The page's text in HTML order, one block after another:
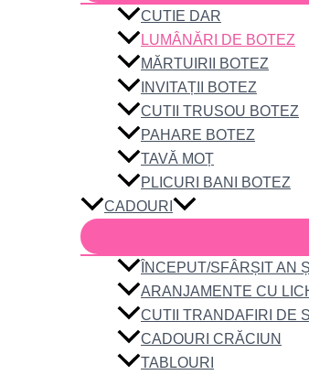
CUTIE DAR
LUMÂNĂRI DE BOTEZ
MĂRTUIRII BOTEZ
INVITAȚII BOTEZ
CUTII TRUSOU BOTEZ
PAHARE BOTEZ
TAVĂ MOȚ
PLICURI BANI BOTEZ
CADOURI
ÎNCEPUT/SFÂRȘIT AN
ARANJAMENTE CU
CUTII TRANDAFIRI DE
CADOURI CRĂCIUN
TABLOURI